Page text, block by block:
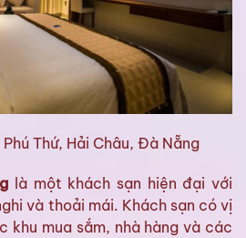
Thứ, Hải Châu, Đà Nẵng
là một khách sạn hiện đại với
và thoải mái. Khách sạn có vị
khu mua sắm, nhà hàng và các